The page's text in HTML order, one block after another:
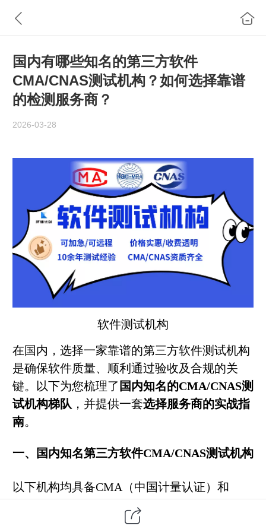
国内有哪些知名的第三方软件
CMA/CNAS测试机构？如何选择靠谱
的检测服务商？
2026-03-28
软件测试机构
在国内，选择一家靠谱的第三方软件测试机构
是确保软件质量、顺利通过验收及合规的关
键。以下为您梳理了 国内知名的CMA/CNAS测
试机构梯队 ，并提供一套选择服务商的实战指
南。
一、国内知名第三方软件CMA/CNAS测试机构
以下机构均具备CMA（中国计量认证）和
CNAS（中国合格评定国家认可委员会）资